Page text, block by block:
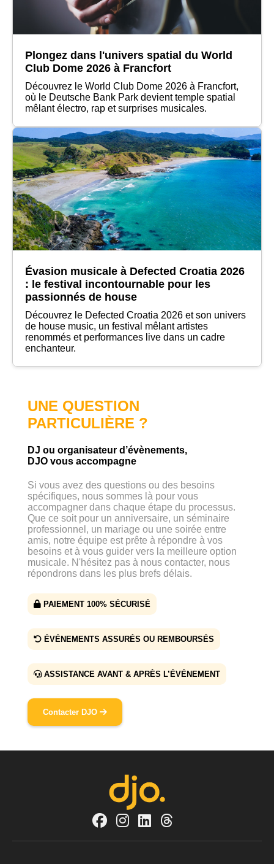
Plongez dans l'univers spatial du World
Club Dome 2026 à Francfort
Découvrez le World Club Dome 2026 à Francfort,
où le Deutsche Bank Park devient temple spatial
mêlant électro, rap et surprises musicales.
Évasion musicale à Defected Croatia 2026
: le festival incontournable pour les
passionnés de house
Découvrez le Defected Croatia 2026 et son univers
de house music, un festival mêlant artistes
renommés et performances live dans un cadre
enchanteur.
UNE QUESTION
PARTICULIÈRE ?
DJ ou organisateur d’évènements,
DJO vous accompagne
Si vous avez des questions ou des besoins
spécifiques, nous sommes là pour vous
accompagner dans chaque étape du processus.
Que ce soit pour un anniversaire, un séminaire
professionnel, un mariage ou une soirée entre
amis, notre équipe est prête à répondre à vos
besoins et à vous guider vers la meilleure option
musicale. N'hésitez pas à nous contacter, nous
répondrons dans les plus brefs délais.
PAIEMENT 100% SÉCURISÉ
ÉVÉNEMENTS ASSURÉS OU REMBOURSÉS
ASSISTANCE AVANT & APRÈS L’ÉVÉNEMENT
Contacter DJO